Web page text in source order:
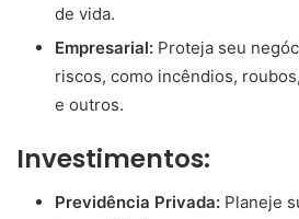
de vida.
Empresarial: Proteja seu
riscos, como incêndios,
e outros.
Investimentos:
Previdência Privada: Planeje